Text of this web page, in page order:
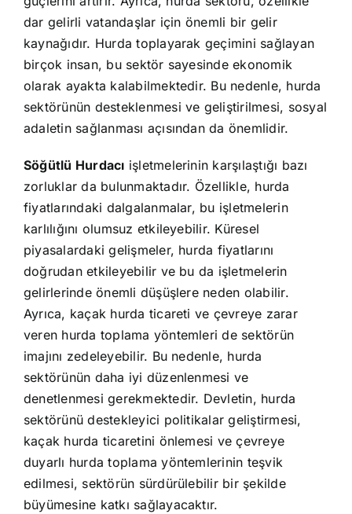
dar gelirli vatandaşlar için önemli bir gelir
kaynağıdır. Hurda toplayarak geçimini sağlayan
birçok insan, bu sektör sayesinde ekonomik
olarak ayakta kalabilmektedir. Bu nedenle, hurda
sektörünün desteklenmesi ve geliştirilmesi, sosyal
adaletin sağlanması açısından da önemlidir.
Söğütlü Hurdacı işletmelerinin karşılaştığı bazı
zorluklar da bulunmaktadır. Özellikle, hurda
fiyatlarındaki dalgalanmalar, bu işletmelerin
karlılığını olumsuz etkileyebilir. Küresel
piyasalardaki gelişmeler, hurda fiyatlarını
doğrudan etkileyebilir ve bu da işletmelerin
gelirlerinde önemli düşüşlere neden olabilir.
Ayrıca, kaçak hurda ticareti ve çevreye zarar
veren hurda toplama yöntemleri de sektörün
imajını zedeleyebilir. Bu nedenle, hurda
sektörünün daha iyi düzenlenmesi ve
denetlenmesi gerekmektedir. Devletin, hurda
sektörünü destekleyici politikalar geliştirmesi,
kaçak hurda ticaretini önlemesi ve çevreye
duyarlı hurda toplama yöntemlerinin teşvik
edilmesi, sektörün sürdürülebilir bir şekilde
büyümesine katkı sağlayacaktır.